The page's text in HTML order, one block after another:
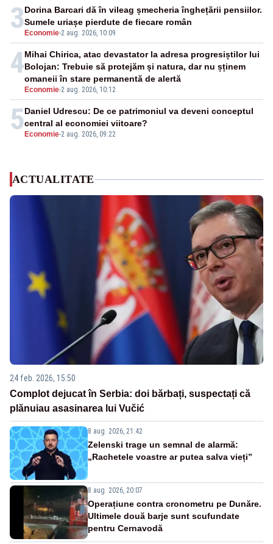
3 Economie-2 aug. 2026, 10:09
Dorina Barcari dă în vileag șmecheria înghețării pensiilor.
Sumele uriașe pierdute de fiecare român
4
Economie-2 aug. 2026, 10:12
Mihai Chirica, atac devastator la adresa progresiștilor lui
Bolojan: Trebuie să protejăm și natura, dar nu șținem
omaneii în stare permanentă de alertă
5 Economie-2 aug. 2026, 09:22
Daniel Udrescu: De ce patrimoniul va deveni conceptul
central al economiei viitoare?
ACTUALITATE
24 feb. 2026, 15:50
Complot dejucat în Serbia: doi bărbați, suspectați că
plănuiau asasinarea lui Vučić
8 aug. 2026, 21:42
Zelenski trage un semnal de alarmă:
„Rachetele voastre ar putea salva vieți”
8 aug. 2026, 20:07
Operațiune contra cronometru pe Dunăre.
Ultimele două barje sunt scufundate
pentru Cernavodă